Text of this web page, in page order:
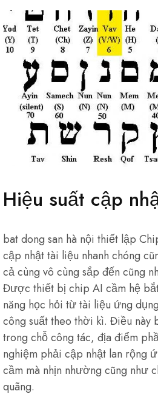
Hiệu suất cập
bat dong san hà nội thiết lập
cập nhật tài liệu nhanh chóng
cả cùng vô cùng sắp đến cũng
Được thiết bị chip AI cầm hệ
năng học hỏi từ tài liệu ứng
công suất theo thời kì. Điều này
trong chỗ công tác, địa điểm
nghiệm phải cập nhật lan rộng
cầm mà nhịn nhường cũng như
quãng.